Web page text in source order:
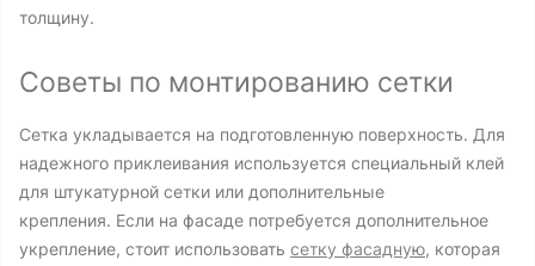
толщину.
Советы по монтированию сетки
Сетка укладывается на подготовленную поверхность. Для
надежного приклеивания используется специальный клей
для штукатурной сетки или дополнительные
крепления. Если на фасаде потребуется дополнительное
укрепление, стоит использовать сетку фасадную, которая